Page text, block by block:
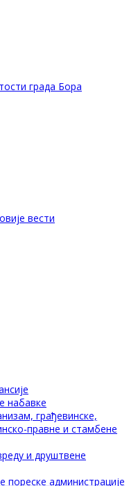
града Бора
вести
набавке
грађевинске,
правне и стамбене
и друштвене
администрације